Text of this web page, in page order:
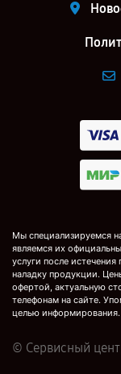
Мы специализируемся
являемся их
услуги после
наладку продукции.
офертой, актуальную
телефонам на сайте.
целью информирования.
© Сервисный